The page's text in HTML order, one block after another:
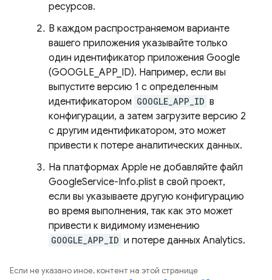
ресурсов.
В каждом распространяемом варианте
вашего приложения указывайте только
один идентификатор приложения Google
(GOOGLE_APP_ID). Например, если вы
выпустите версию 1 с определенным
идентификатором GOOGLE_APP_ID в
конфигурации, а затем загрузите версию 2
с другим идентификатором, это может
привести к потере аналитических данных.
На платформах Apple не добавляйте файл
GoogleService-Info.plist в свой проект,
если вы указываете другую конфигурацию
во время выполнения, так как это может
привести к видимому изменению
GOOGLE_APP_ID и потере данных Analytics.
Если не указано иное, контент на этой странице